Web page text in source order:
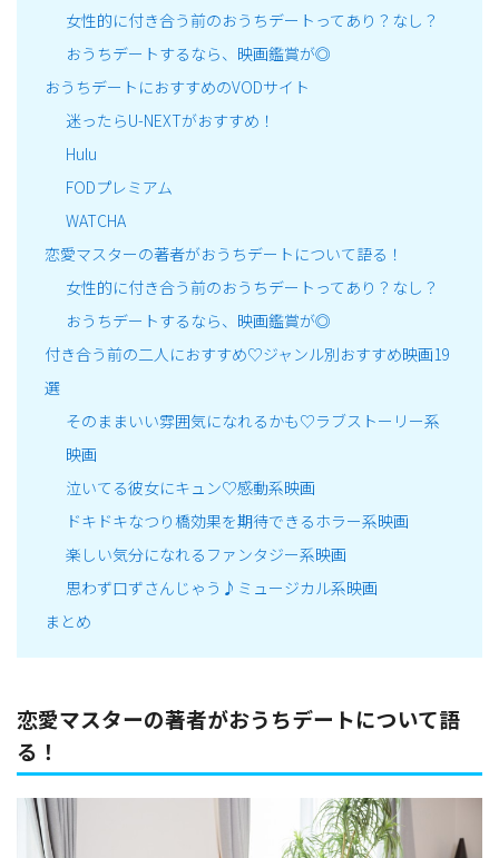
女性的に付き合う前のおうちデートってあり？なし？
おうちデートするなら、映画鑑賞が◎
おうちデートにおすすめのVODサイト
迷ったらU-NEXTがおすすめ！
Hulu
FODプレミアム
WATCHA
恋愛マスターの著者がおうちデートについて語る！
女性的に付き合う前のおうちデートってあり？なし？
おうちデートするなら、映画鑑賞が◎
付き合う前の二人におすすめ♡ジャンル別おすすめ映画19
選
そのままいい雰囲気になれるかも♡ラブストーリー系
映画
泣いてる彼女にキュン♡感動系映画
ドキドキなつり橋効果を期待できるホラー系映画
楽しい気分になれるファンタジー系映画
思わず口ずさんじゃう♪ミュージカル系映画
まとめ
恋愛マスターの著者がおうちデートについて語
る！